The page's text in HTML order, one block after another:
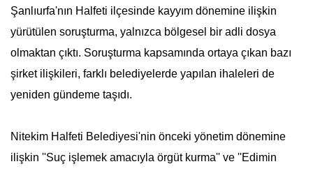
Şanlıurfa'nın Halfeti ilçesinde kayyım dönemine ilişkin
yürütülen soruşturma, yalnızca bölgesel bir adli dosya
olmaktan çıktı. Soruşturma kapsamında ortaya çıkan bazı
şirket ilişkileri, farklı belediyelerde yapılan ihaleleri de
yeniden gündeme taşıdı.
Nitekim Halfeti Belediyesi'nin önceki yönetim dönemine
ilişkin ''Suç işlemek amacıyla örgüt kurma'' ve ''Edimin